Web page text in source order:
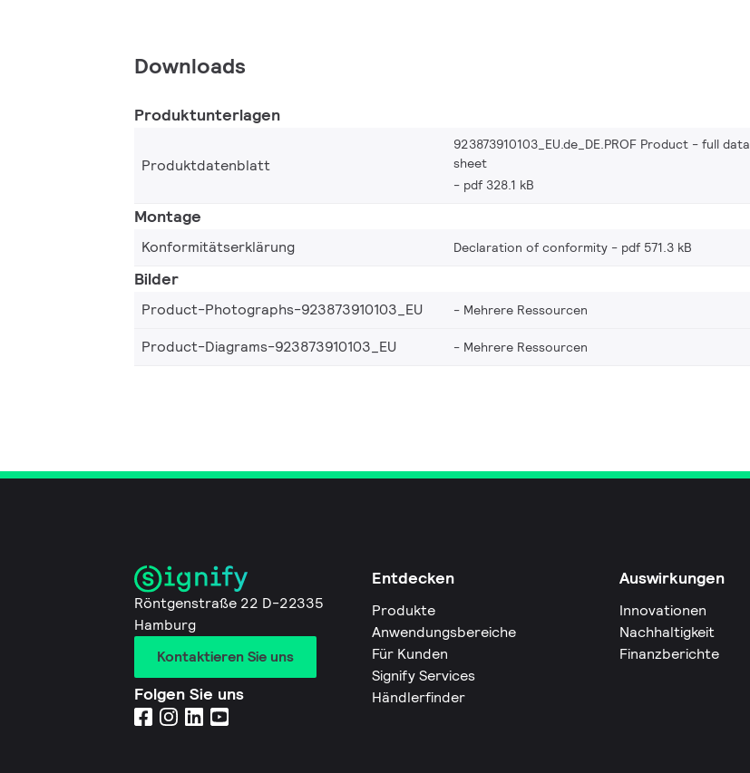
Downloads
Produktunterlagen
Produktdatenblatt
923873910103_EU.de_DE.PROF Product - full data
sheet
pdf 328.1 kB
Montage
Konformitätserklärung Declaration of conformity pdf 571.3 kB
Bilder
Product-Photographs-923873910103_EU Mehrere Ressourcen
Product-Diagrams-923873910103_EU
Mehrere Ressourcen
Röntgenstraße 22 D-22335
Hamburg
Kontaktieren Sie uns
Folgen Sie uns
Entdecken
Produkte
Anwendungsbereiche
Für Kunden
Signify Services
Händlerfinder
Auswirkungen
Innovationen
Nachhaltigkeit
Finanzberichte